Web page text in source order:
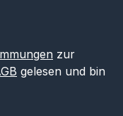
zur
gelesen und bin